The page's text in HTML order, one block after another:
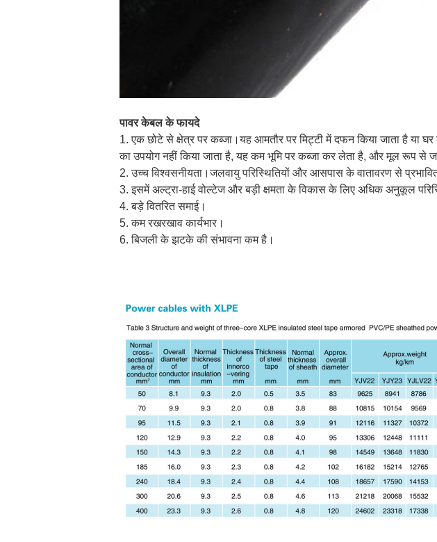
पावर केबल के फायदे
1. एक छोटे से क्षेत्र पर कब्जा।यह आमतौर पर मिट्टी में दफन किया जाता है या
का उपयोग नहीं किया जाता है, यह कम भूमि पर कब्जा कर लेता है, और मूल रूप से
2. उच्च विश्वसनीयता।जलवायु परिस्थितियों और आसपास के वातावरण से
3. इसमें अल्ट्रा-हाई वोल्टेज और बड़ी क्षमता के विकास के लिए अधिक अनुकूल
4. बड़े वितरित समाई।
5. कम रखरखाव कार्यभार।
6. बिजली के झटके की संभावना कम है।